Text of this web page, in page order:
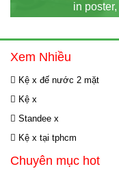
in
Xem Nhiều
Kệ x đế nước 2 mặt
Kệ x
Standee x
Kệ x tại tphcm
Chuyên mục hot